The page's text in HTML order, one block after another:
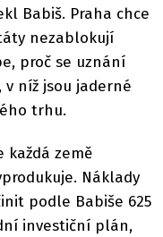
Babiš. Praha chce
nezablokují
proč se uznání
v níž jsou jaderné
trhu.
každá země
Náklady
podle Babiše 625
investiční plán,